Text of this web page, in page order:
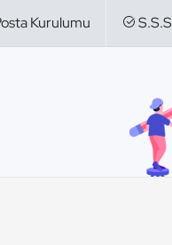
Kurulumu S.S.S